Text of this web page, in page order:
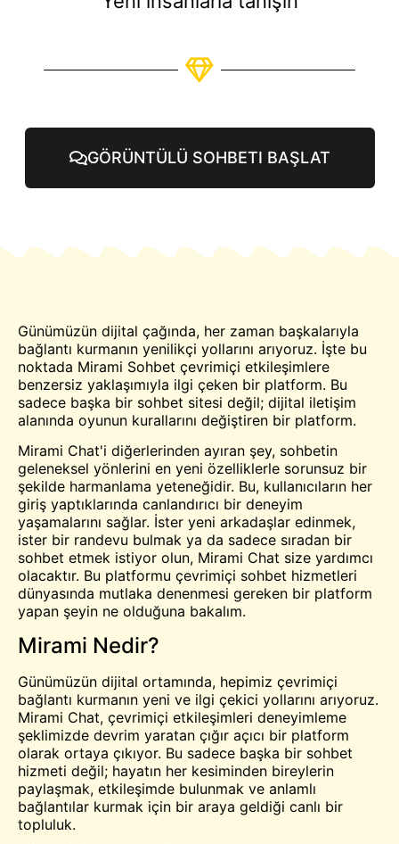
GÖRÜNTÜLÜ SOHBETI BAŞLAT
Günümüzün dijital çağında, her zaman başkalarıyla
bağlantı kurmanın yenilikçi yollarını arıyoruz. İşte bu
noktada Mirami Sohbet çevrimiçi etkileşimlere
benzersiz yaklaşımıyla ilgi çeken bir platform. Bu
sadece başka bir sohbet sitesi değil; dijital iletişim
alanında oyunun kurallarını değiştiren bir platform.
Mirami Chat'i diğerlerinden ayıran şey, sohbetin
geleneksel yönlerini en yeni özelliklerle sorunsuz bir
şekilde harmanlama yeteneğidir. Bu, kullanıcıların her
giriş yaptıklarında canlandırıcı bir deneyim
yaşamalarını sağlar. İster yeni arkadaşlar edinmek,
ister bir randevu bulmak ya da sadece sıradan bir
sohbet etmek istiyor olun, Mirami Chat size yardımcı
olacaktır. Bu platformu çevrimiçi sohbet hizmetleri
dünyasında mutlaka denenmesi gereken bir platform
yapan şeyin ne olduğuna bakalım.
Mirami Nedir?
Günümüzün dijital ortamında, hepimiz çevrimiçi
bağlantı kurmanın yeni ve ilgi çekici yollarını arıyoruz.
Mirami Chat, çevrimiçi etkileşimleri deneyimleme
şeklimizde devrim yaratan çığır açıcı bir platform
olarak ortaya çıkıyor. Bu sadece başka bir sohbet
hizmeti değil; hayatın her kesiminden bireylerin
paylaşmak, etkileşimde bulunmak ve anlamlı
bağlantılar kurmak için bir araya geldiği canlı bir
topluluk.